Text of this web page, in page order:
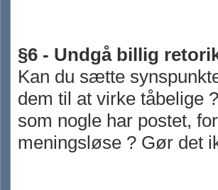
§6 - Undgå billig
Kan du sætte
dem til at virke tåbelige
som nogle har postet,
meningsløse ? Gør det